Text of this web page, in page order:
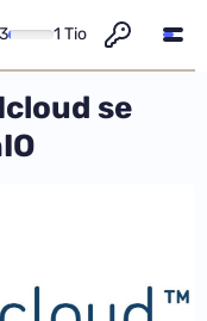
1 Tio
se